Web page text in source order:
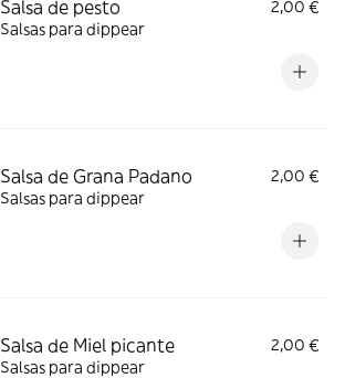
Salsa de pesto
2,00 €
Salsas para dippear
Salsa de Grana Padano
2,00 €
Salsas para dippear
Salsa de Miel picante
2,00 €
Salsas para dippear